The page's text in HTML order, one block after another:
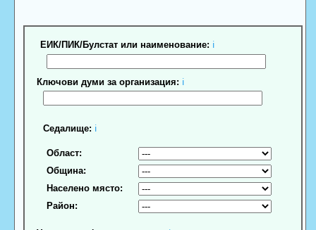
ЕИК/ПИК/Булстат или наименование: ℹ
Ключови думи за организация: ℹ
Седалище: ℹ
Област:
Община:
Населено място:
Район: